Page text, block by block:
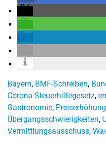
Bayern, BMF-Schreiben,
Corona-Steuerhilfegesetz,
Gastronomie, Preiserhöhung
Übergangsschwierigkeiten,
Vermittlungsausschuss,